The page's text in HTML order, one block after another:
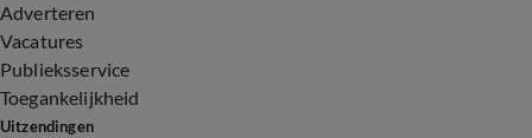
Adverteren
Vacatures
Publieksservice
Toegankelijkheid
Uitzendingen